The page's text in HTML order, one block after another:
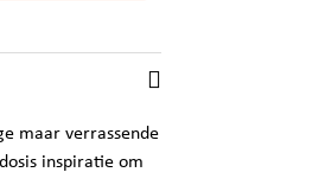
maar verrassende
inspiratie om